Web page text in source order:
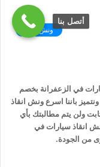
ونش انقاذ
في الزعفرانة بخصم
باننا اسرع ونش انقاذ
ولن يتم مطالبتك بأي
أو إكرامية لاننا نمتلك اكثر من 100 ونش انقاذ سيارات في
من الجودة.
أتصل بنا